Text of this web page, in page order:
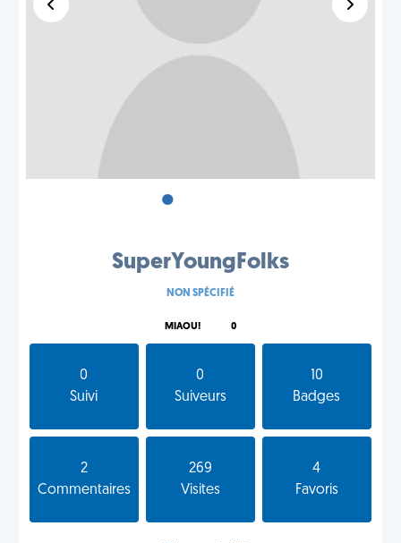
•
SuperYoungFolks
NON SPÉCIFIÉ
MIAOU! 0
0
Suivi
0
Suiveurs
10
Badges
2
Commentaires
269
Visites
4
Favoris